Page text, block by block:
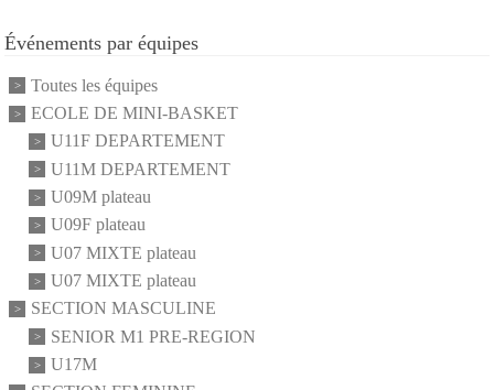
Événements par équipes
Toutes les équipes
ECOLE DE MINI-BASKET
U11F DEPARTEMENT
U11M DEPARTEMENT
U09M plateau
U09F plateau
U07 MIXTE plateau
U07 MIXTE plateau
SECTION MASCULINE
SENIOR M1 PRE-REGION
U17M